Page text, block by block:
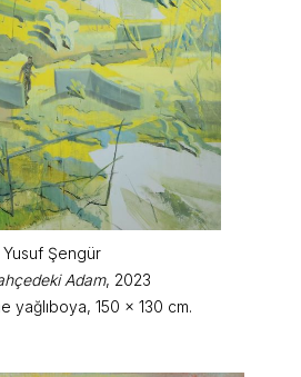
Yusuf Şengür
Adam, 2023
yağlıboya, 150 x 130 cm.